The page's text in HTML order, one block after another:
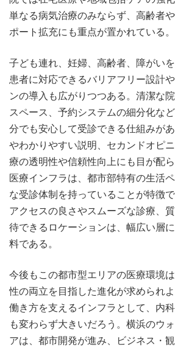
単なる病気治療のみならず、高齢者
ポート拡充にも重点が置かれている。
子ども連れ、妊婦、高齢者、障がい
患者に対応できるバリアフリー設計
ンの導入も広がりつつある。清潔な
スペース、予約システムの細分化な
分でも安心して受診できる仕組みが
やわかりやすい説明、セカンドオピ
療の透明性や信頼性向上にも目が配
医療インフラは、都市部特有の生活
な受診体制を持っていることが特徴
アクセスの良さやスムーズな診療、
待できるロケーションは、幅広い層
料である。
今後もこの都市型エリアの医療環境
性の両立を目指した進化が求められ
働き方を支えるインフラとして、内
も変わらず大きいだろう。横浜のウ
アは、都市開発が進み、ビジネス・